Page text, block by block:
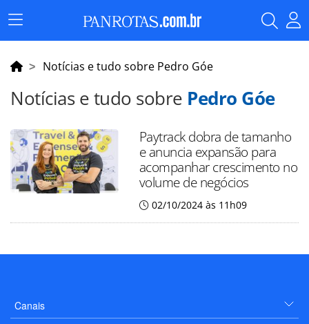
Menu
Principal
Notícias e tudo sobre Pedro Góe
Notícias e tudo sobre Pedro Góe
Paytrack dobra de tamanho
e anuncia expansão para
acompanhar crescimento no
volume de negócios
02/10/2024 às 11h09
Canais